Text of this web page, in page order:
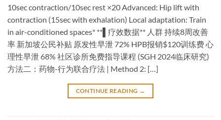
10sec contraction/10sec rest ×20 Advanced: Hip lift with
contraction (15sec with exhalation) Local adaptation: Train
in air-conditioned spaces* ​**▌疗效数据**​ ​人群​ 持续8周改善
率 新加坡公民补贴 原发性早泄 72% HPB报销$120训练费 心
理性早泄 68% 社区诊所免费指导课程 (SGH 2024临床研究) ​
方法二：药物-行为联合疗法 | Method 2: […]
CONTINUE READING →